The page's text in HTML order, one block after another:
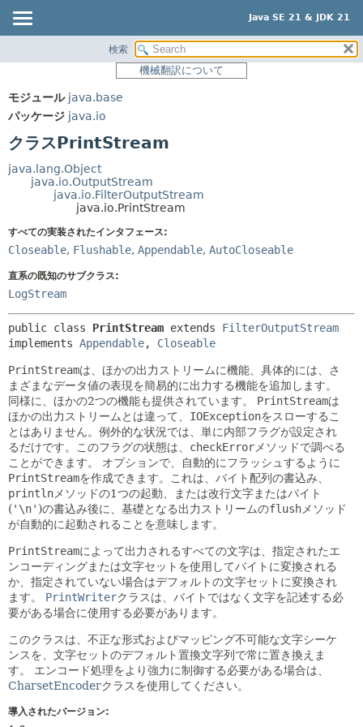
Java SE 21 & JDK 21
パッケージ
使用
ツリー
プレビュー
新規
非推奨
索引
ヘルプ
サマリー:
ネスト済
メソッド
検索
機械翻訳について
モジュール java.base
パッケージ java.io
クラスPrintStream
java.lang.Object
java.io.OutputStream
java.io.FilterOutputStream
java.io.PrintStream
すべての実装されたインタフェース:
Closeable, Flushable, Appendable, AutoCloseable
直系の既知のサブクラス:
LogStream
public class PrintStream extends FilterOutputStream
implements Appendable, Closeable
PrintStreamは、ほかの出力ストリームに機能、具体的には、さ
まざまなデータ値の表現を簡易的に出力する機能を追加します。
同様に、ほかの2つの機能も提供されています。
PrintStreamは
ほかの出力ストリームとは違って、 IOExceptionをスローするこ
とはありません。例外的な状況では、単に内部フラグが設定され
るだけです。このフラグの状態は、 checkError メソッドで調べる
ことができます。
オプションで、自動的にフラッシュするように
PrintStreamを作成できます。これは、バイト配列の書込み、
println メソッドの1つの起動、または改行文字またはバイト
('\n' )の書込み後に、基礎となる出力ストリームのflush メソッド
が自動的に起動されることを意味します。
PrintStreamによって出力されるすべての文字は、指定されたエ
ンコーディングまたは文字セットを使用してバイトに変換される
か、指定されていない場合はデフォルトの文字セットに変換され
ます。
PrintWriterクラスは、バイトではなく文字を記述する必
要がある場合に使用する必要があります。
このクラスは、不正な形式およびマッピング不可能な文字シーケ
ンスを、文字セットのデフォルト置換文字列で常に置き換えま
す。
エンコード処理をより強力に制御する必要がある場合は、
CharsetEncoderクラスを使用してください。
導入されたバージョン: